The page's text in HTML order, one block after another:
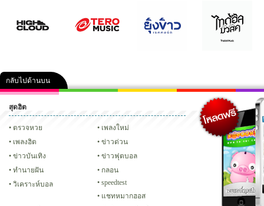
กลับไปด้านบน
คลิป ภาพ ปฏิทิน 2556 เฟซบุ๊ก ทวิ
Glitter
สุดฮิต
ตรวจหวย
เพลงใหม่
เพลงฮิต
ข่าวด่วน
ข่าวบันเทิง
ข่าวฟุตบอล
ทํานายฝัน
กลอน
วิเคราะห์บอล
speedtest
แชทหมากฮอส